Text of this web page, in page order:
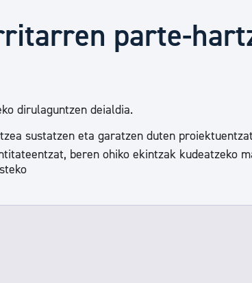
Garapen
Kultura
parte-
dirulaguntzen deialdia.
sustatzen eta garatzen duten
beren ohiko ekintzak kudeatzeko